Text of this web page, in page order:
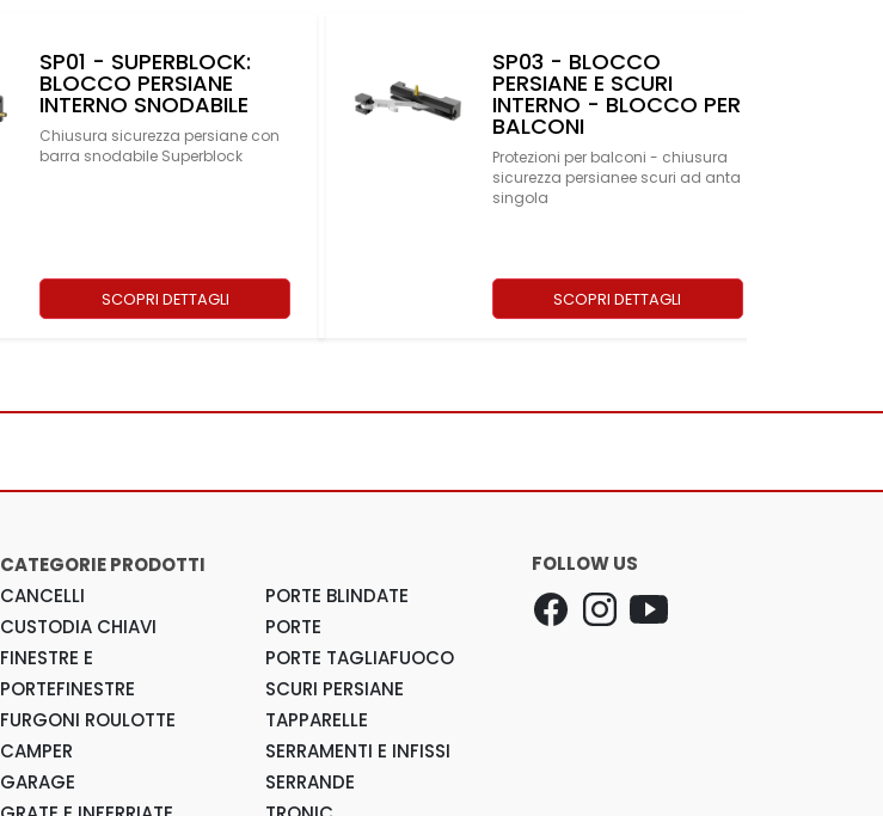
SP01 - SUPERBLOCK:
BLOCCO PERSIANE
INTERNO SNODABILE
Chiusura sicurezza persiane con
barra snodabile Superblock
SCOPRI DETTAGLI
SP03 - BLOCCO
PERSIANE E SCURI
INTERNO - BLOCCO PER
BALCONI
Protezioni per balconi - chiusura
sicurezza persianee scuri ad anta
singola
SCOPRI DETTAGLI
CATEGORIE PRODOTTI
CANCELLI
CUSTODIA CHIAVI
FINESTRE E
PORTEFINESTRE
FURGONI ROULOTTE
CAMPER
GARAGE
PORTE BLINDATE
PORTE
PORTE TAGLIAFUOCO
SCURI PERSIANE
TAPPARELLE
SERRAMENTI E INFISSI
SERRANDE
FOLLOW US